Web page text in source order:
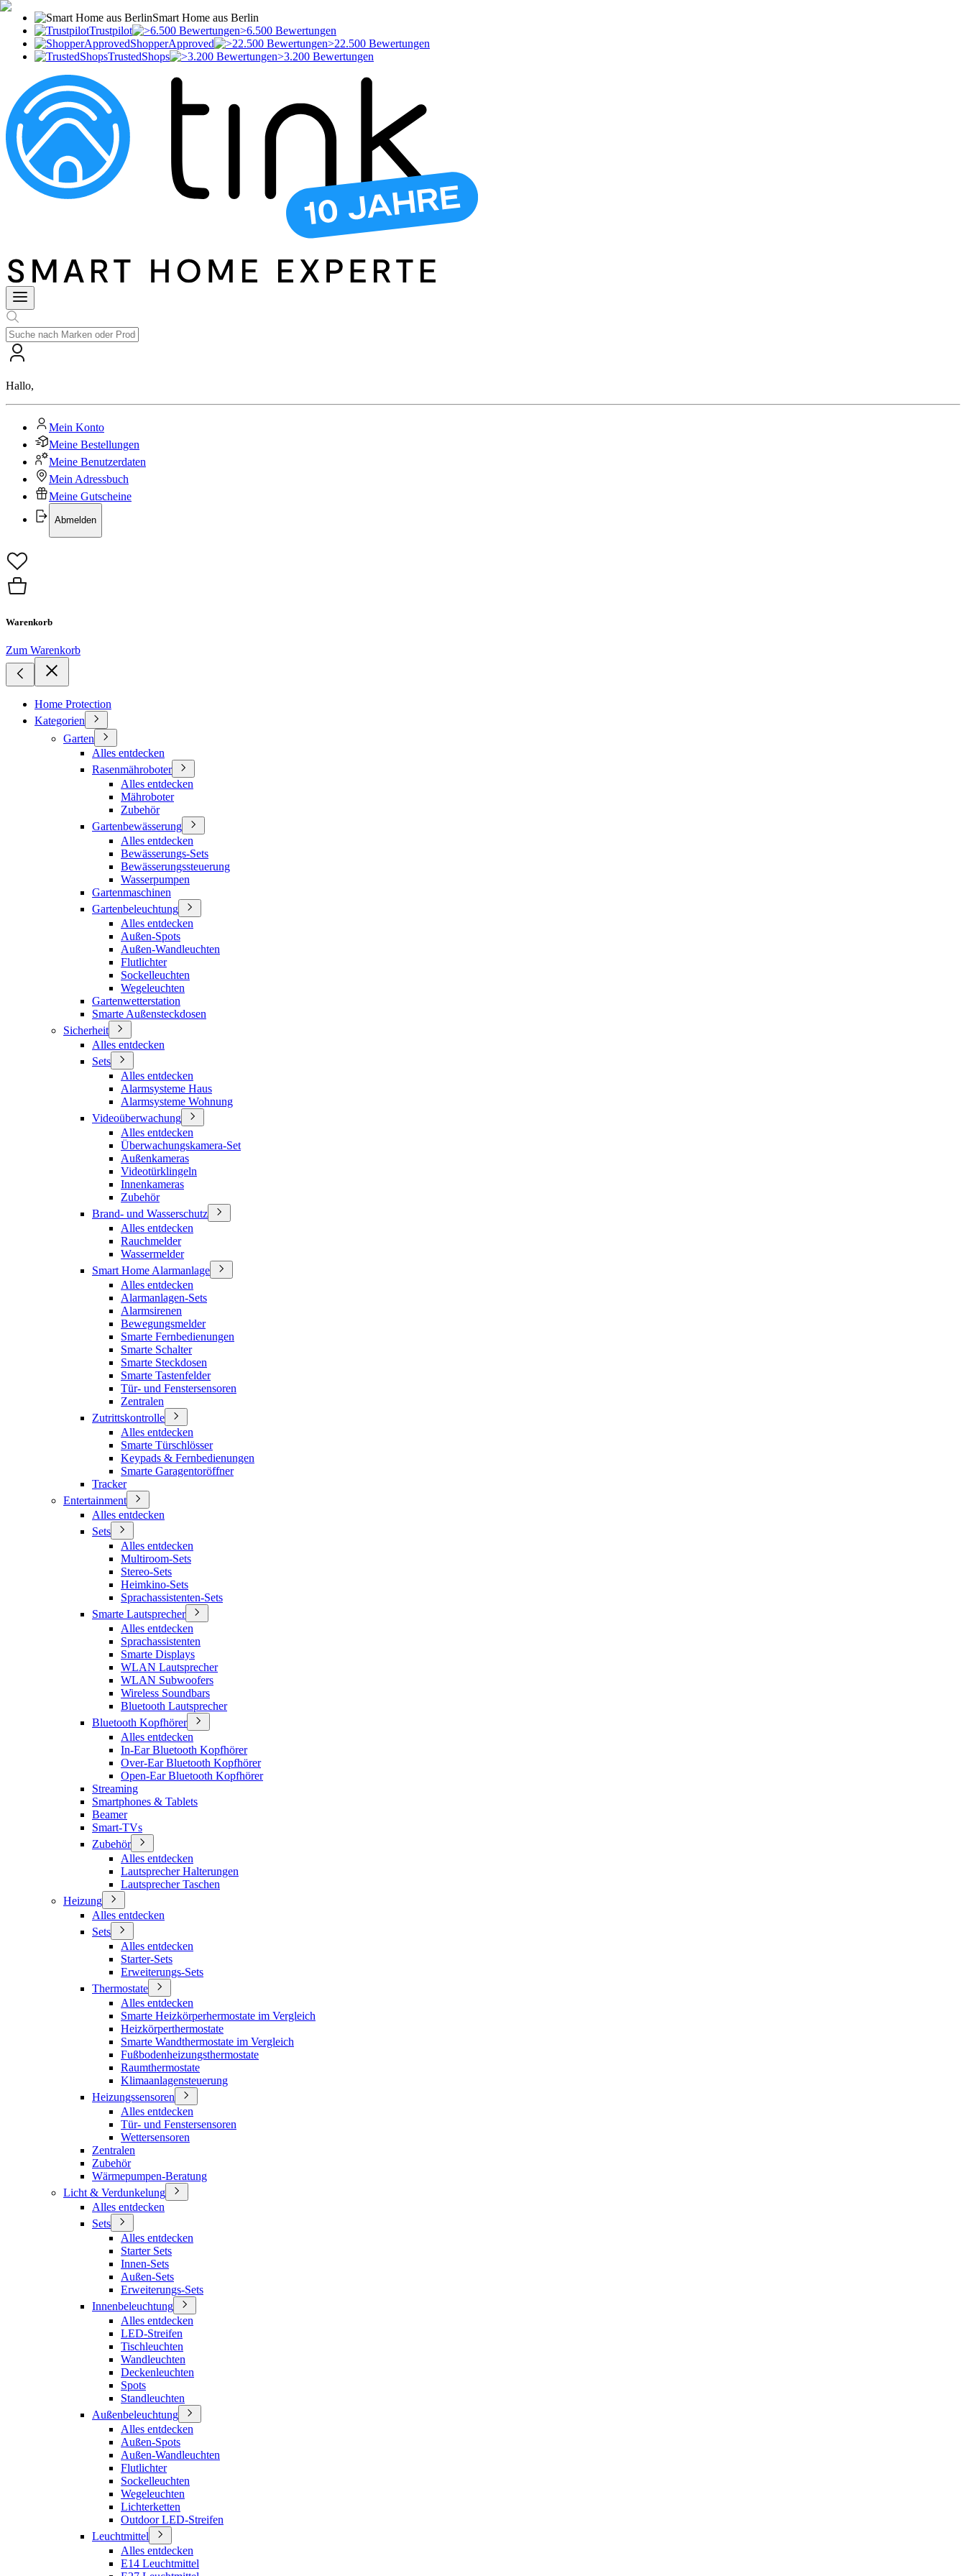
Smart Home aus Berlin
Trustpilot
>6.500 Bewertungen
ShopperApproved
>22.500 Bewertungen
TrustedShops
>3.200 Bewertungen
Hallo,
Mein Konto
Meine Bestellungen
Meine Benutzerdaten
Mein Adressbuch
Meine Gutscheine
Abmelden
Warenkorb
Zum Warenkorb
Home Protection
Kategorien
Garten
Alles entdecken
Rasenmähroboter
Alles entdecken
Mähroboter
Zubehör
Gartenbewässerung
Alles entdecken
Bewässerungs-Sets
Bewässerungssteuerung
Wasserpumpen
Gartenmaschinen
Gartenbeleuchtung
Alles entdecken
Außen-Spots
Außen-Wandleuchten
Flutlichter
Sockelleuchten
Wegeleuchten
Gartenwetterstation
Smarte Außensteckdosen
Sicherheit
Alles entdecken
Sets
Alles entdecken
Alarmsysteme Haus
Alarmsysteme Wohnung
Videoüberwachung
Alles entdecken
Überwachungskamera-Set
Außenkameras
Videotürklingeln
Innenkameras
Zubehör
Brand- und Wasserschutz
Alles entdecken
Rauchmelder
Wassermelder
Smart Home Alarmanlage
Alles entdecken
Alarmanlagen-Sets
Alarmsirenen
Bewegungsmelder
Smarte Fernbedienungen
Smarte Schalter
Smarte Steckdosen
Smarte Tastenfelder
Tür- und Fenstersensoren
Zentralen
Zutrittskontrolle
Alles entdecken
Smarte Türschlösser
Keypads & Fernbedienungen
Smarte Garagentoröffner
Tracker
Entertainment
Alles entdecken
Sets
Alles entdecken
Multiroom-Sets
Stereo-Sets
Heimkino-Sets
Sprachassistenten-Sets
Smarte Lautsprecher
Alles entdecken
Sprachassistenten
Smarte Displays
WLAN Lautsprecher
WLAN Subwoofers
Wireless Soundbars
Bluetooth Lautsprecher
Bluetooth Kopfhörer
Alles entdecken
In-Ear Bluetooth Kopfhörer
Over-Ear Bluetooth Kopfhörer
Open-Ear Bluetooth Kopfhörer
Streaming
Smartphones & Tablets
Beamer
Smart-TVs
Zubehör
Alles entdecken
Lautsprecher Halterungen
Lautsprecher Taschen
Heizung
Alles entdecken
Sets
Alles entdecken
Starter-Sets
Erweiterungs-Sets
Thermostate
Alles entdecken
Smarte Heizkörperhermostate im Vergleich
Heizkörperthermostate
Smarte Wandthermostate im Vergleich
Fußbodenheizungsthermostate
Raumthermostate
Klimaanlagensteuerung
Heizungssensoren
Alles entdecken
Tür- und Fenstersensoren
Wettersensoren
Zentralen
Zubehör
Wärmepumpen-Beratung
Licht & Verdunkelung
Alles entdecken
Sets
Alles entdecken
Starter Sets
Innen-Sets
Außen-Sets
Erweiterungs-Sets
Innenbeleuchtung
Alles entdecken
LED-Streifen
Tischleuchten
Wandleuchten
Deckenleuchten
Spots
Standleuchten
Außenbeleuchtung
Alles entdecken
Außen-Spots
Außen-Wandleuchten
Flutlichter
Sockelleuchten
Wegeleuchten
Lichterketten
Outdoor LED-Streifen
Leuchtmittel
Alles entdecken
E14 Leuchtmittel